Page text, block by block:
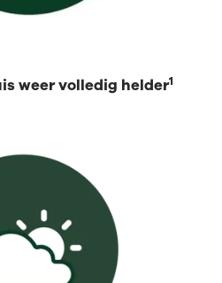
weer volledig helder1